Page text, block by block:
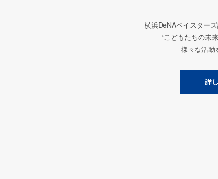
横浜DeNAベイスター
“こどもたちの未
様々な活動
詳